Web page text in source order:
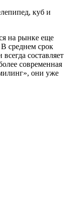
куб и
на рынке еще
В среднем срок
составляет
современная
они уже